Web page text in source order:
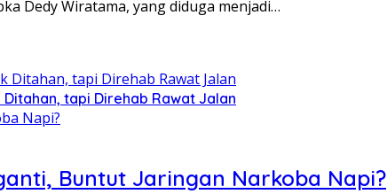
Dedy Wiratama, yang diduga menjadi…
tapi Direhab Rawat Jalan
Buntut Jaringan Narkoba Napi?